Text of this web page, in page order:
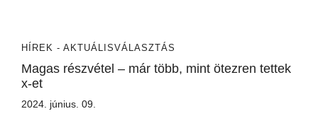
HÍREK - AKTUÁLISVÁLASZTÁS
Magas részvétel – már több, mint ötezren tettek
x-et
2024. június. 09.